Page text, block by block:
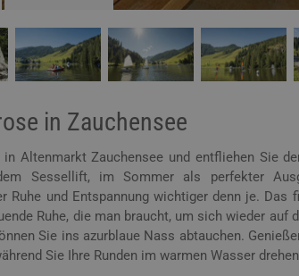
in Zauchensee
Altenmarkt Zauchensee und entfliehen Sie
Sessellift, im Sommer als perfekter
und Entspannung wichtiger denn je. Das
Ruhe, die man braucht, um sich wieder auf
Sie ins azurblaue Nass abtauchen.
Sie Ihre Runden im warmen Wasser